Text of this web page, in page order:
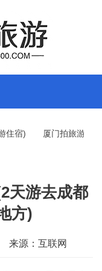
宿) 厦门拍旅游婚纱
本地旅游的好去处)
天游去成都
方)
来源：互联网